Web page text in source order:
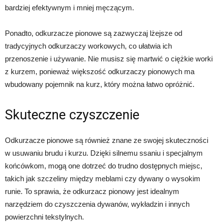
bardziej efektywnym i mniej męczącym.
Ponadto, odkurzacze pionowe są zazwyczaj lżejsze od
tradycyjnych odkurzaczy workowych, co ułatwia ich
przenoszenie i używanie. Nie musisz się martwić o ciężkie worki
z kurzem, ponieważ większość odkurzaczy pionowych ma
wbudowany pojemnik na kurz, który można łatwo opróżnić.
Skuteczne czyszczenie
Odkurzacze pionowe są również znane ze swojej skuteczności
w usuwaniu brudu i kurzu. Dzięki silnemu ssaniu i specjalnym
końcówkom, mogą one dotrzeć do trudno dostępnych miejsc,
takich jak szczeliny między meblami czy dywany o wysokim
runie. To sprawia, że odkurzacz pionowy jest idealnym
narzędziem do czyszczenia dywanów, wykładzin i innych
powierzchni tekstylnych.